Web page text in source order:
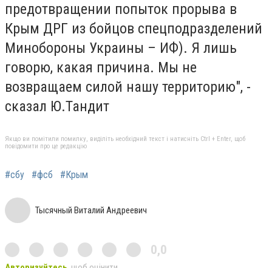
предотвращении попыток прорыва в
Крым ДРГ из бойцов спецподразделений
Минобороны Украины – ИФ). Я лишь
говорю, какая причина. Мы не
возвращаем силой нашу территорию", -
сказал Ю.Тандит
Якщо ви помітили помилку, виділіть необхідний текст і натисніть Ctrl + Enter, щоб
повідомити про це редакцію
#сбу #фсб #Крым
Тысячный Виталий Андреевич
0,0